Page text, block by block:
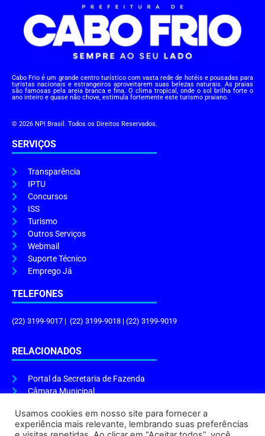
Cabo Frio é um grande centro turístico com vasta rede de hotéis e pousadas para
turistas nacionais e estrangeiros aproveitarem suas belezas naturais. As praias
são famosas pela areia branca e fina. O clima tropical, onde o sol brilha forte o
ano inteiro e quase não chove, estimula fortemente este turismo praiano.
© 2026 NPI Brasil. Todos os Direitos Reservados.
SERVIÇOS
Transparência
IPTU
Concursos
ISS
Turismo
Outros Serviços
Webmail
Suporte Técnico
Emprego Já
TELEFONES
(22) 3199-9017 | (22) 3199-9018 | (22) 3199-9019
RELACIONADOS
Portal da Secretaria de Fazenda
Câmara Municipal
ENDEREÇO E HORÁRIO
Usamos cookies em nosso site para fornecer a
experiência mais relevante, lembrando suas preferências